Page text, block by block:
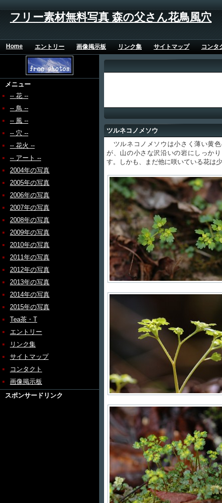
フリー素材無料写真 森の父さん花鳥風穴
Home エントリー 画像掲示板 リンク集 サイトマップ コンタ
メニュー
-- 花 --
-- 鳥 --
-- 風 --
-- 穴 --
-- 花火 --
-- アート --
2004年の写真
2005年の写真
2006年の写真
2007年の写真
2008年の写真
2009年の写真
2010年の写真
2011年の写真
2012年の写真
2013年の写真
2014年の写真
2015年の写真
Tea茶・T
エントリー
リンク集
サイトマップ
コンタクト
画像掲示板
スポンサードリンク
ツルネコノメソウ
ツルネコノメソウは小さく薄い黄
が、山の小さな沢沿いの岩にしっか
す。しかも、まだ他に咲いている花は